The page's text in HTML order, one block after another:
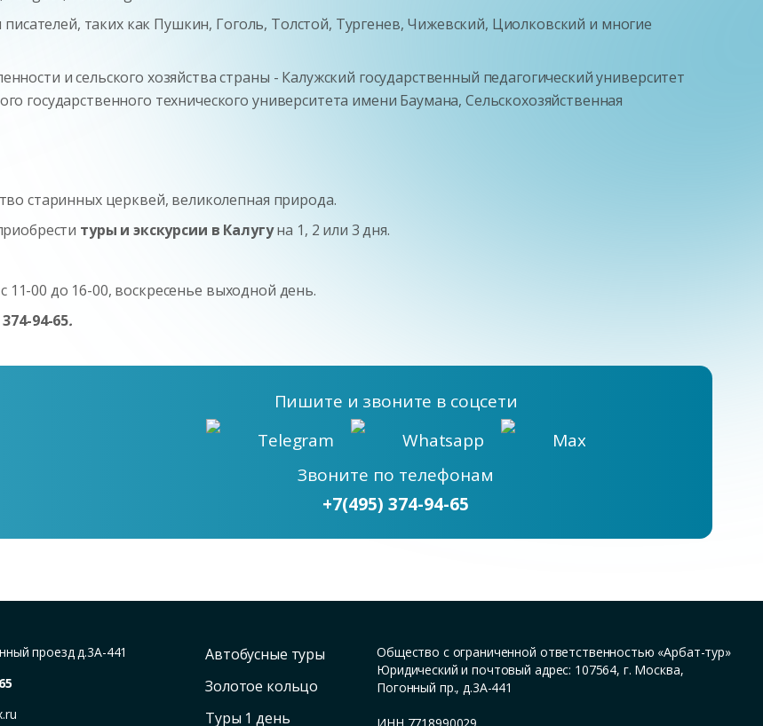
таких как Пушкин, Гоголь, Толстой, Тургенев, Чижевский, Циолковский и многие
и сельского хозяйства страны - Калужский государственный педагогический университет
государственного технического университета имени Баумана, Сельскохозяйственная
старинных церквей, великолепная природа.
туры и экскурсии в Калугуна 1, 2 или 3 дня.
11-00 до 16-00, воскресенье выходной день.
94-65.
Пишите и звоните в соцсети
Telegram
Whatsapp
Max
Звоните по телефонам
+7(495) 374-94-65
проезд д.3А-441
Автобусные туры
Золотое кольцо
Туры 1 день
Общество с ограниченной ответственностью «Арбат-тур»
Юридический и почтовый адрес: 107564, г. Москва,
Погонный пр., д.3А-441
ИНН 7718990029